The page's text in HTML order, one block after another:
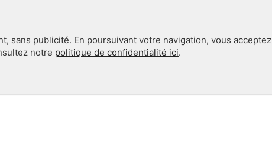
sans publicité. En poursuivant votre navigation, vous acceptez
notre politique de confidentialité ici.